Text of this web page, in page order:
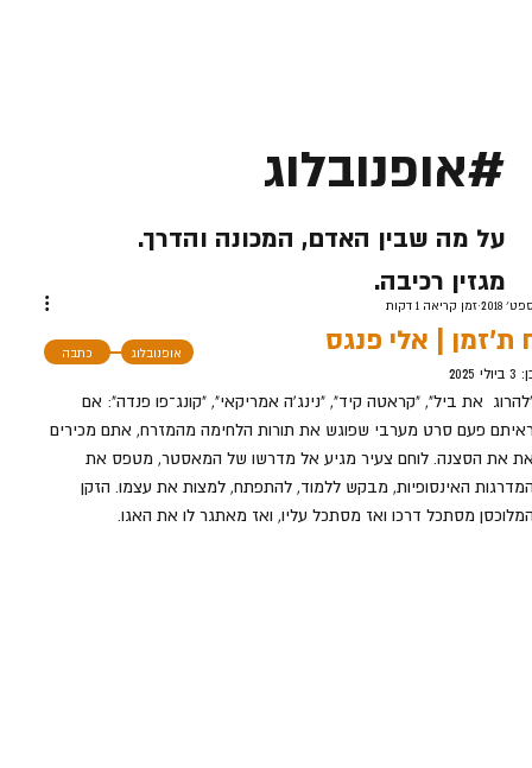
ת'זמן | אלי פנגס
זמן קריאה 1 דקות
3 ביולי 2025
את ביל", "קראטה קיד", "נינג'ה אמריקאי", "קונג־פו פנדה": אם
פעם סרט מערבי שפוגש את תורות הלחימה מהמזרח, אתם מכירים
את הסצנה. לוחם צעיר מגיע אל מדרשו של המאסטר, מטפס את
האינסופיות, מבקש ללמוד, להתפתח, למצות את עצמו. הזקן
מסתכל דרכו ואז מסתכל עליו, ואז מאתגר לו את האגו.
כתבה אופנובלוג
#אופנובלוג
על מה שבין האדם, המכונה והדרך.
מגזין רכיבה.